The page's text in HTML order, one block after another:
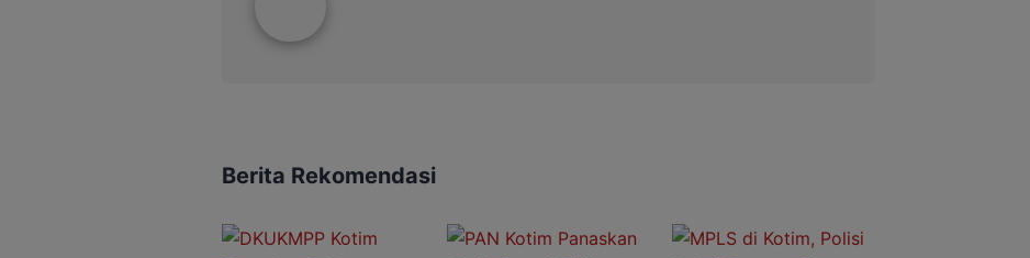
Berita Rekomendasi